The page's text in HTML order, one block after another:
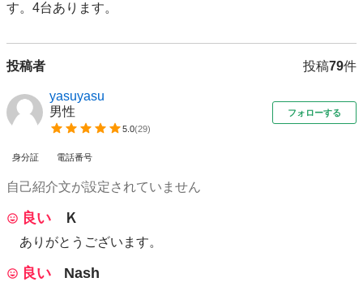
す。4台あります。
投稿者 投稿79件
yasuyasu
男性
5.0(29)
フォローする
身分証 電話番号
自己紹介文が設定されていません
良い Ｋ
ありがとうございます。
良い Nash